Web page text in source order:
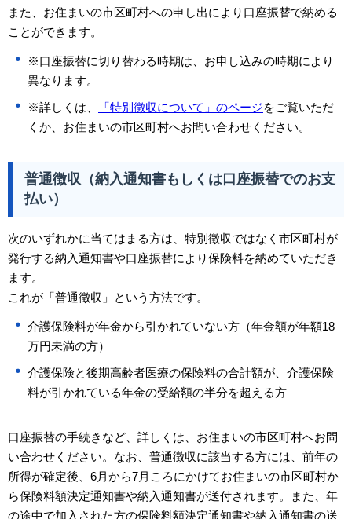
また、お住まいの市区町村への申し出により口座振替で納める
ことができます。
※口座振替に切り替わる時期は、お申し込みの時期により
異なります。
※詳しくは、
「特別徴収について」のページをご覧いただ
くか、お住まいの市区町村へお問い合わせください。
普通徴収（納入通知書もしくは口座振替でのお支
払い）
次のいずれかに当てはまる方は、特別徴収ではなく市区町村が
発行する納入通知書や口座振替により保険料を納めていただき
ます。
これが「普通徴収」という方法です。
介護保険料が年金から引かれていない方（年金額が年額18
万円未満の方）
介護保険と後期高齢者医療の保険料の合計額が、介護保険
料が引かれている年金の受給額の半分を超える方
口座振替の手続きなど、詳しくは、お住まいの市区町村へお問
い合わせください。なお、普通徴収に該当する方には、前年の
所得が確定後、6月から7月ころにかけてお住まいの市区町村か
ら保険料額決定通知書や納入通知書が送付されます。また、年
の途中で加入された方の保険料額決定通知書や納入通知書の送